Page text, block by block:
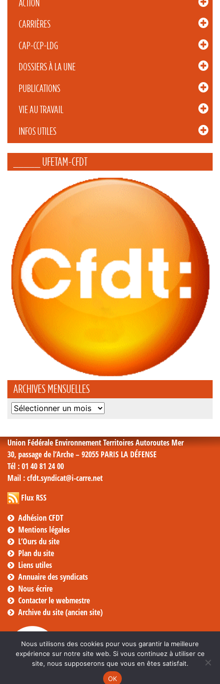
ACTION
CARRIÈRES
CAP-CCP-LDG
DOSSIERS À LA UNE
PUBLICATIONS
VIE AU TRAVAIL
INFOS UTILES
_____ UFETAM-CFDT
ARCHIVES MENSUELLES
Archives
Union Fédérale Environnement Territoires Autoroutes Mer
30, passage de l’Arche – 92055 PARIS LA DÉFENSE
Tél : 01 40 81 24 00
Mail : cfdt.syndicat@i-carre.net
Flux RSS
Adhésion CFDT
Mentions légales
L’Ours du site
Plan du site
Liens utiles
Annuaire des syndicats
Nous écrire
Contacter le webmestre
Archive du site (ancien site)
Nous utilisons des cookies pour vous garantir la meilleure
expérience sur notre site web. Si vous continuez à utiliser ce
site, nous supposerons que vous en êtes satisfait.
OK